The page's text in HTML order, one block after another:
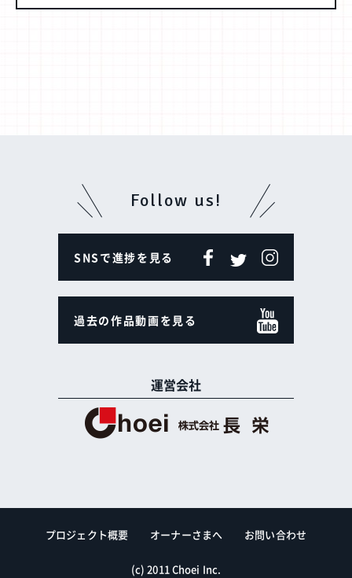
Follow us!
SNSで進捗を見る
過去の作品動画を見る
運営会社
プロジェクト概要 オーナーさまへ お問い合わせ
(c) 2011 Choei Inc.